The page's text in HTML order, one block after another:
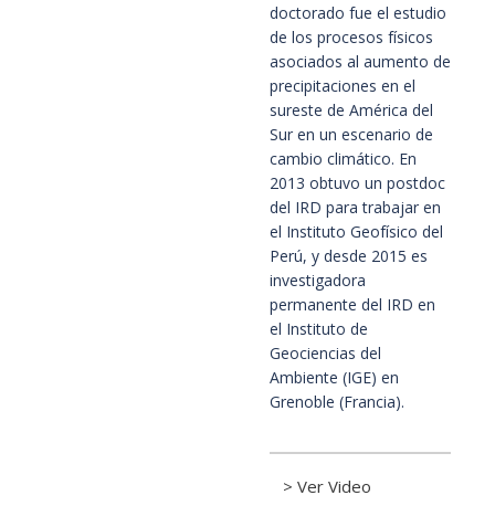
doctorado fue el estudio
de los procesos físicos
asociados al aumento de
precipitaciones en el
sureste de América del
Sur en un escenario de
cambio climático. En
2013 obtuvo un postdoc
del IRD para trabajar en
el Instituto Geofísico del
Perú, y desde 2015 es
investigadora
permanente del IRD en
el Instituto de
Geociencias del
Ambiente (IGE) en
Grenoble (Francia).
> Ver Video